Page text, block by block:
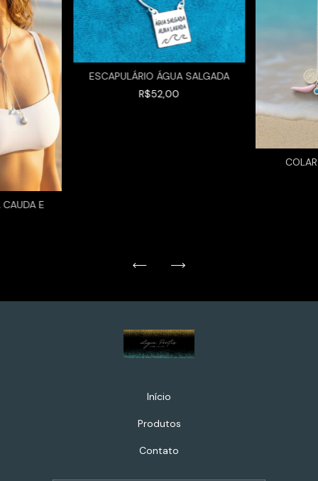
CAUDA E
ESCAPULÁRIO ÁGUA SALGADA
R$52,00
Início
Produtos
Contato